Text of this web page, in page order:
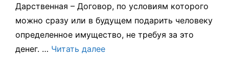
Дарственная – Договор, по условиям которого
можно сразу или в будущем подарить человеку
определенное имущество, не требуя за это
денег. … Читать далее